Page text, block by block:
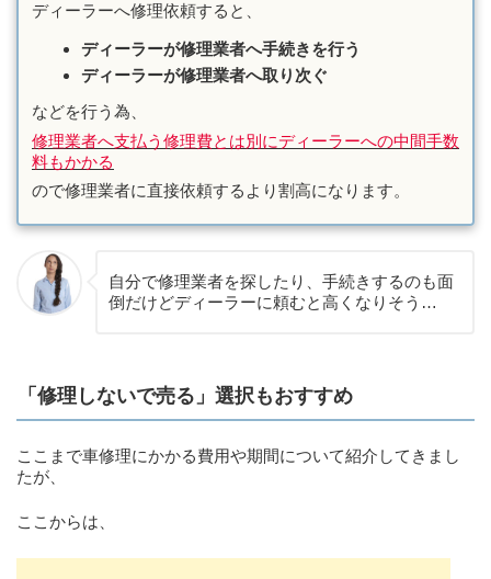
ディーラーへ修理依頼すると、
ディーラーが修理業者へ手続きを行う
ディーラーが修理業者へ取り次ぐ
などを行う為、
修理業者へ支払う修理費とは別にディーラーへの中間手数
料もかかる
ので修理業者に直接依頼するより割高になります。
自分で修理業者を探したり、手続きするのも面
倒だけどディーラーに頼むと高くなりそう…
「修理しないで売る」選択もおすすめ
ここまで車修理にかかる費用や期間について紹介してきまし
たが、
ここからは、